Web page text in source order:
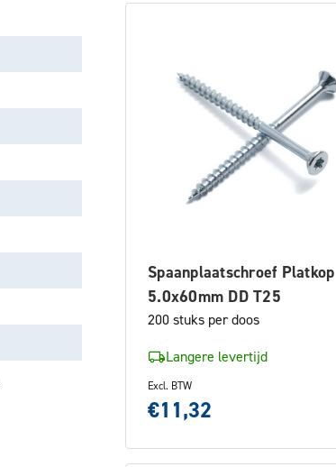
Spaanplaatschroef Platkop
5.0x60mm DD T25
200 stuks per doos
Langere levertijd
Excl. BTW
€11,32